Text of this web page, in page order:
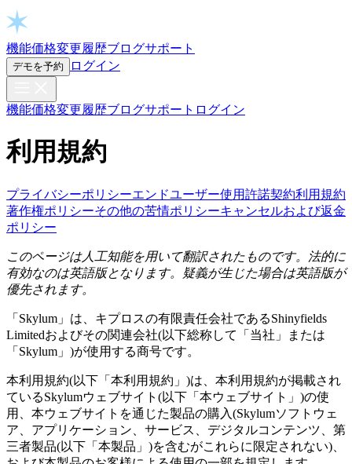
Open chat
機能価格変更履歴ブログサポート
デモを予約 ログイン
機能価格変更履歴ブログサポート ログイン
利用規約
プライバシーポリシーエンドユーザー使用許諾契約利用規約
著作権ポリシーその他の苦情ポリシーキャンセルおよび返金
ポリシー
このページは人工知能を用いて翻訳されたものです。法的に
有効なのは英語版となります。疑義が生じた場合は英語版が
優先されます。
「Skylum」は、キプロスの有限責任会社であるShinyfields
Limitedおよびその関連会社(以下総称して「当社」または
「Skylum」)が使用する商号です。
本利用規約(以下「本利用規約」)は、本利用規約が掲載され
ているSkylumウェブサイト(以下「本ウェブサイト」)の使
用、本ウェブサイトを通じた製品の購入(Skylumソフトウェ
ア、アプリケーション、サービス、デジタルコンテンツ、第
三者製品(以下「本製品」)を含むがこれらに限定されない)、